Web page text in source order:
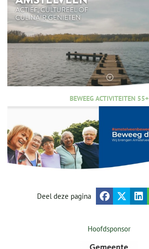
BEWEEG ACTIVITEITEN 55+
Deel deze pagina
Hoofdsponsor